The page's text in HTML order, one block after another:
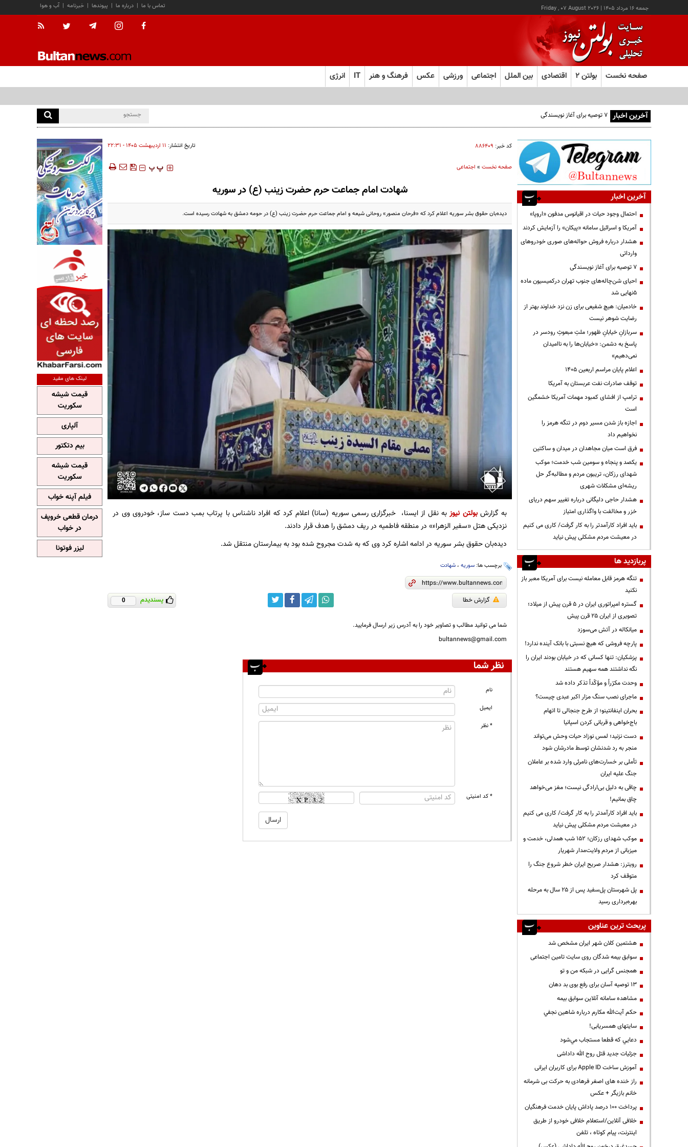
جمعه ۱۶ مرداد ۱۴۰۵ |
Friday , 07 August 2026 آب و هوا | خبرنامه | پیوندها | درباره ما | تماس با ما
صفحه نخست بولتن ۲ اقتصادی بین الملل اجتماعی ورزشی عکس فرهنگ و هنر IT انرژی
آخرین اخبار ۷ توصیه برای آغاز نویسندگی
کد خبر: ۸۸۶۴۰۹ تاریخ انتشار: ۱۱ ارديبهشت ۱۴۰۵ - ۲۲:۳۱
صفحه نخست» اجتماعی ‍‍‍ پ پ
شهادت امام جماعت حرم حضرت زینب (ع) در سوریه
دیده‌بان حقوق بشر سوریه اعلام کرد که «فرحان منصور» روحانی شیعه و امام جماعت حرم حضرت زینب (ع) در حومه دمشق به شهادت رسیده است.
به گزارشبولتن نیوزبه نقل از ایسنا، خبرگزاری رسمی سوریه (سانا) اعلام کرد که افراد ناشناس با پرتاب بمب دست ساز، خودروی وی در
نزدیکی هتل «سفیر الزهراء» در منطقه فاطمیه در ریف دمشق را هدف قرار دادند.
دیده‌بان حقوق بشر سوریه در ادامه اشاره کرد وی که به شدت مجروح شده بود به بیمارستان منتقل شد.
برچسب ها: سوریه، شهادت
گزارش خطا پسندیدم 0
شما می توانید مطالب و تصاویر خود را به آدرس زیر ارسال فرمایید.
bultannews@gmail.com
نظر شما
نام
ایمیل
* نظر
* کد امنیتی
آخرین اخبار
احتمال وجود حیات در اقیانوس مدفون «اروپا»
آمریکا و اسرائیل سامانه «پیکان» را آزمایش کردند
هشدار درباره فروش حواله‌های صوری خودروهای
وارداتی
۷ توصیه برای آغاز نویسندگی
احیای شن‌چاله‌های جنوب تهران درکمیسیون ماده
۵نهایی شد
خادمیان: هیچ شفیعی برای زن نزد خداوند بهتر از
رضایت شوهر نیست
سربازانِ خیابانِ ظهور؛ ملتِ مبعوثِ رودسر در
پاسخ به دشمن: «خیابان‌ها را به ناامیدان
نمی‌دهیم»
اعلام پایان مراسم اربعین ۱۴۰۵
توقف صادرات نفت عربستان به آمریکا
ترامپ از افشای کمبود مهمات آمریکا خشمگین
است
اجازه باز شدن مسیر دوم در تنگه هرمز را
نخواهیم داد
فرق است میان مجاهدان در میدان و ساکتین
یکصد و پنجاه و سومین شب خدمت؛ موکب
شهدای رزکان، تریبون مردم و مطالبه‌گر حل
ریشه‌ای مشکلات شهری
هشدار حاجی دلیگانی درباره تغییر سهم دریای
خزر و مخالفت با واگذاری امتیاز
باید افراد کارآمدتر را به کار گرفت/ کاری می کنیم
در معیشت مردم مشکلی پیش نیاید
پربازدید ها
تنگه هرمز قابل معامله نیست برای آمریکا معبر باز
نکنید
گستره امپراتوری ایران در ۵ قرن پیش از میلاد؛
تصویری از ایران ۲۵ قرن پیش
میانکاله در آتش می‌سوزد
پارچه فروشی که هیچ نسبتی با بانک آینده ندارد!
پزشکیان: تنها کسانی که در خیابان بودند ایران را
نگه نداشتند همه سهیم هستند
وحدت مکرّراً و مؤکّداً تذکر داده شد
ماجرای نصب سنگ مزار اکبر عبدی چیست؟
بحران اینفانتینو؛ از طرح جنجالی تا اتهام
باج‌خواهی و قربانی کردن اسپانیا
دست نزنید؛ لمس نوزاد حیات وحش می‌تواند
منجر به رد شدنشان توسط مادرشان شود
تأملی بر خسارت‌های نامرئی وارد شده بر عاملان
جنگ علیه ایران
چاقی به دلیل بی‌ارادگی نیست؛ مغز می‌خواهد
چاق بمانیم!
باید افراد کارآمدتر را به کار گرفت/ کاری می کنیم
در معیشت مردم مشکلی پیش نیاید
موکب شهدای رزکان؛ ۱۵۲ شب همدلی، خدمت و
میزبانی از مردم ولایت‌مدار شهریار
رویترز: هشدار صریح ایران خطر شروع جنگ را
متوقف کرد
پل شهرستان پل‌سفید پس از ۲۵ سال به مرحله
بهره‌برداری رسید
پربحث ترین عناوین
هشتمین کلان شهر ایران مشخص شد
سوابق بیمه شدگان روی سایت تامین اجتماعی
همجنس گرایی در شبکه من و تو
13 توصیه آسان برای رفع بوی بد دهان
مشاهده سامانه آنلاين سوابق بیمه
حكم آيت‌الله مكارم درباره شاهين نجفي
سایتهای همسریابی!
دعايي كه قطعا مستجاب مي‌شود
جزئیات جدید قتل روح الله داداشی
آموزش ساخت Apple ID برای کاربران ایرانی
راز خنده های اصغر فرهادی به حرکت بی شرمانه
خانم بازیگر + عکس
پرداخت ۱۰۰ درصد پاداش پایان خدمت فرهنگیان
خلافی آنلاین/استعلام خلافی خودرو از طریق
اینترنت، پیام کوتاه ، تلفن
لینک های مفید
قیمت شیشه
سکوریت
آلپاری
بیم دتکتور
قیمت شیشه
سکوریت
فیلم آپنه خواب
درمان قطعی خروپف
در خواب
لیزر فوتونا